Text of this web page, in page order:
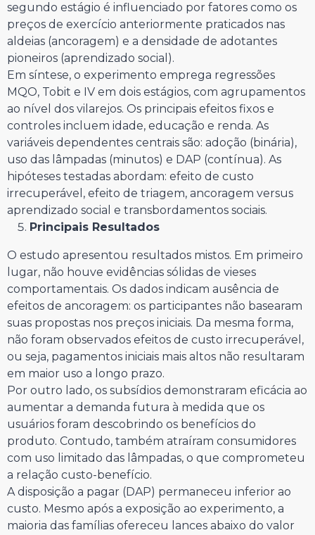
segundo estágio é influenciado por fatores como os
preços de exercício anteriormente praticados nas
aldeias (ancoragem) e a densidade de adotantes
pioneiros (aprendizado social).
Em síntese, o experimento emprega regressões
MQO, Tobit e IV em dois estágios, com agrupamentos
ao nível dos vilarejos. Os principais efeitos fixos e
controles incluem idade, educação e renda. As
variáveis dependentes centrais são: adoção (binária),
uso das lâmpadas (minutos) e DAP (contínua). As
hipóteses testadas abordam: efeito de custo
irrecuperável, efeito de triagem, ancoragem versus
aprendizado social e transbordamentos sociais.
Principais Resultados
O estudo apresentou resultados mistos. Em primeiro
lugar, não houve evidências sólidas de vieses
comportamentais. Os dados indicam ausência de
efeitos de ancoragem: os participantes não basearam
suas propostas nos preços iniciais. Da mesma forma,
não foram observados efeitos de custo irrecuperável,
ou seja, pagamentos iniciais mais altos não resultaram
em maior uso a longo prazo.
Por outro lado, os subsídios demonstraram eficácia ao
aumentar a demanda futura à medida que os
usuários foram descobrindo os benefícios do
produto. Contudo, também atraíram consumidores
com uso limitado das lâmpadas, o que comprometeu
a relação custo-benefício.
A disposição a pagar (DAP) permaneceu inferior ao
custo. Mesmo após a exposição ao experimento, a
maioria das famílias ofereceu lances abaixo do valor